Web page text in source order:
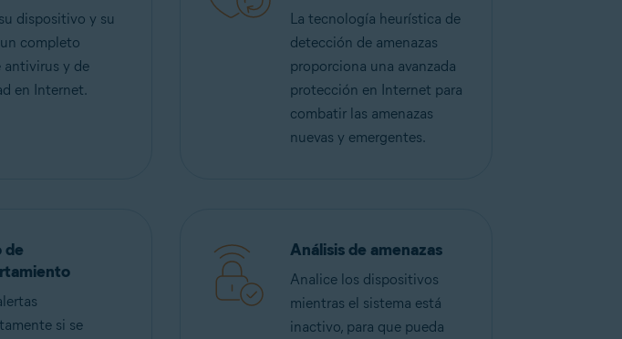
dispositivo y su
completo
antivirus y de
en Internet.
La tecnología heurística de
detección de amenazas
proporciona una avanzada
protección en Internet para
combatir las amenazas
nuevas y emergentes.
de
si se
Análisis de amenazas
Analice los dispositivos
mientras el sistema está
inactivo, para que pueda